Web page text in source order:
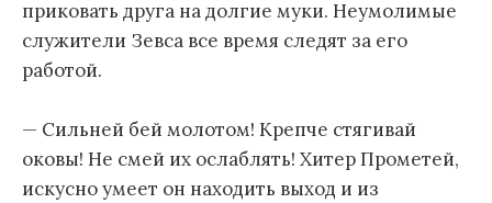
приковать друга на долгие муки. Неумолимые
служители Зевса все время следят за его
работой.
— Сильней бей молотом! Крепче стягивай
оковы! Не смей их ослаблять! Хитер Прометей,
искусно умеет он находить выход и из